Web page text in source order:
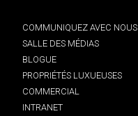
COMMUNIQUEZ AVEC NOUS
SALLE DES MÉDIAS
BLOGUE
PROPRIÉTÉS LUXUEUSES
COMMERCIAL
INTRANET